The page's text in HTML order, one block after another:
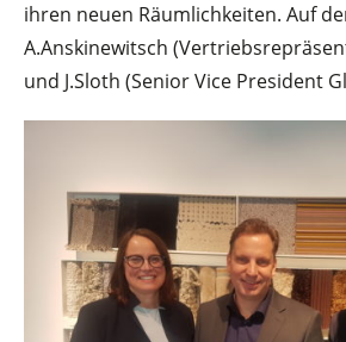
ihren neuen Räumlichkeiten. Auf
A.Anskinewitsch
und J.Sloth (Senior Vice President